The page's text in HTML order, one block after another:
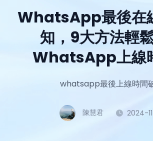
WhatsApp最後在
知，9大方法輕
WhatsApp上線
whatsapp最後上線時間
陳慧君 2024-